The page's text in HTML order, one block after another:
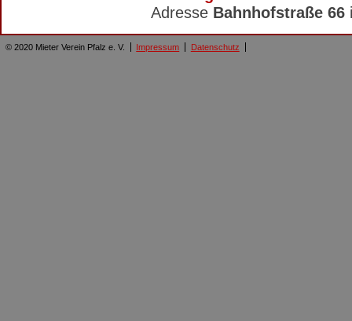
Adresse Bahnhofstraße 66
© 2020 Mieter Verein Pfalz e. V. Impressum Datenschutz